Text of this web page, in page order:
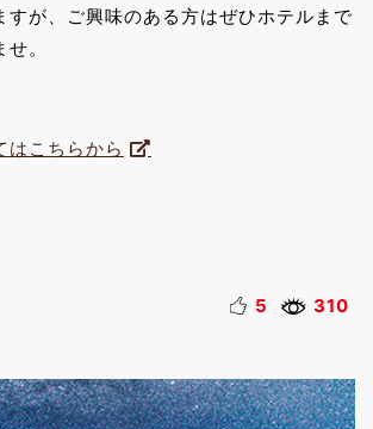
すが、ご興味のある方はぜひホテルまで
。
はこちらから
5 310